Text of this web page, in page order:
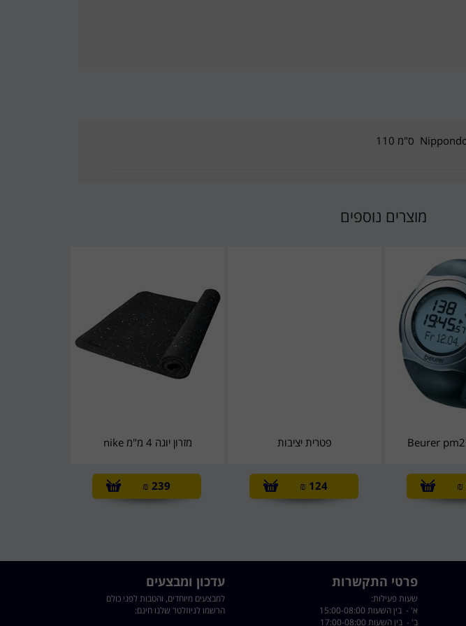
מוצרים נוספים
₪
פטרית יציבות
124
₪
מזרון יוגה 4 מ"מ nike
239
₪
פרטי התקשרות עדכון ומבצעים
שעות פעילות:
א' - בין השעות 15:00-08:00
ב' - בין השעות 17:00-08:00
למבצעים מיוחדים, והטבות לפני כולם
הרשמו לניוזלטר שלנו חינם: